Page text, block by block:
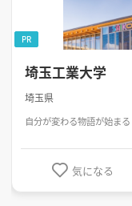
埼玉工業大学
埼玉県
自分が変わる物語が始まる
気になる
PR